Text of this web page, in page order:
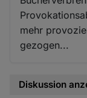
mehr
gezogen...
Diskussion